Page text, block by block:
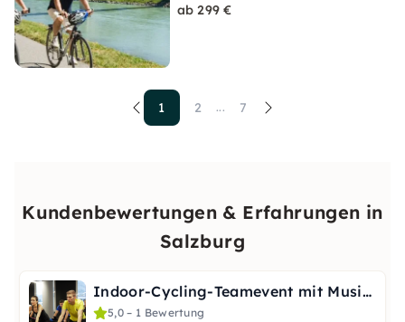
ab 299 €
1 2 ... 7
Kundenbewertungen & Erfahrungen in
Salzburg
Indoor-Cycling-Teamevent mit Musik & Video in Salzburg
5,0 – 1 Bewertung